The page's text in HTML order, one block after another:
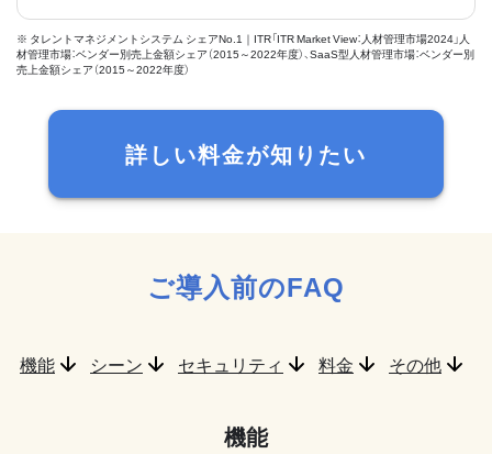
※ タレントマネジメントシステム シェアNo.1｜ITR「ITR Market View：人材管理市場2024」人
材管理市場：ベンダー別売上金額シェア（2015～2022年度）、SaaS型人材管理市場：ベンダー別
売上金額シェア（2015～2022年度）
詳しい料金が知りたい
ご導入前のFAQ
機能 シーン セキュリティ 料金 その他
機能